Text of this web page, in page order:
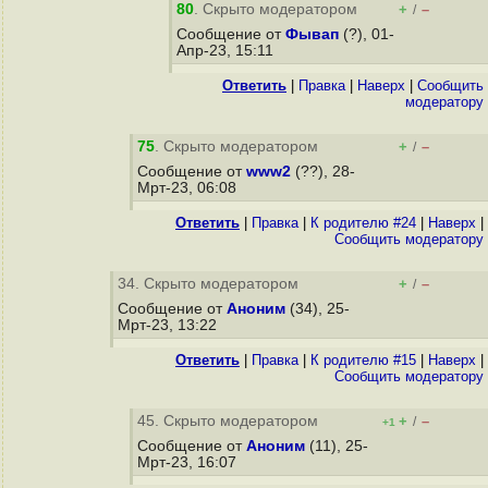
80. Скрыто модератором + / –
Сообщение от Фывап (?), 01-
Апр-23, 15:11
Ответить Правка| Наверх
Cообщить
модератору
75. Скрыто модератором + / –
Сообщение от www2 (??), 28-
Мрт-23, 06:08
Ответить Правка| К родителю #24 Наверх
Cообщить модератору
34. Скрыто модератором + / –
Сообщение от Аноним (34), 25-
Мрт-23, 13:22
Ответить Правка| К родителю #15 Наверх
Cообщить модератору
45. Скрыто модератором +1 + / –
Сообщение от Аноним (11), 25-
Мрт-23, 16:07